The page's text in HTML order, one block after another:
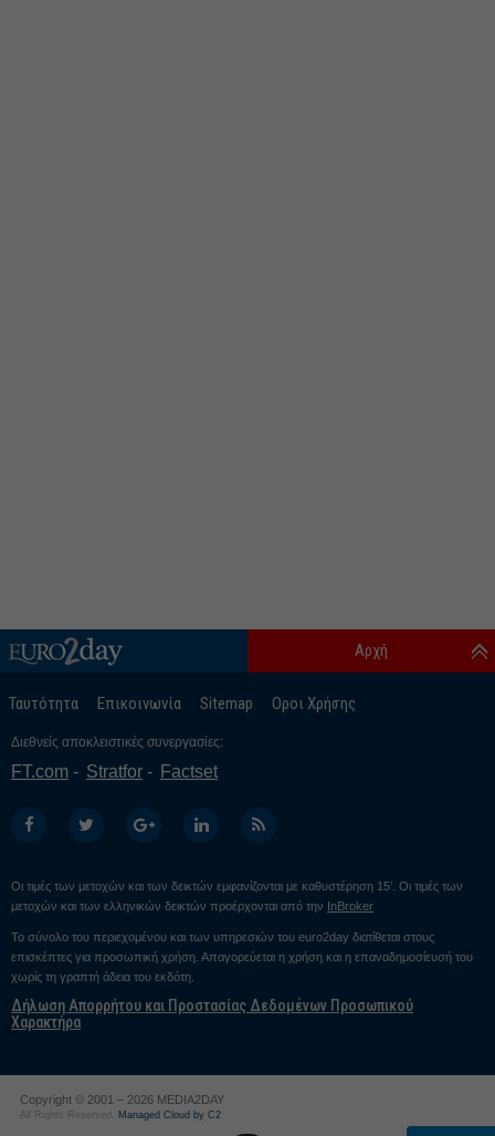
Ταυτότητα Επικοινωνία Sitemap Οροι Χρήσης
Αρχή
Διεθνείς αποκλειστικές συνεργασίες:
FT.com Stratfor Factset
Οι τιμές των μετοχών και των δεικτών εμφανίζονται με καθυστέρηση 15’. Οι τιμές των
μετοχών και των ελληνικών δεικτών προέρχονται από την InBroker
Το σύνολο του περιεχομένου και των υπηρεσιών του euro2day διατίθεται στους
επισκέπτες για προσωπική χρήση. Απαγορεύεται η χρήση και η επαναδημοσίευσή του
χωρίς τη γραπτή άδεια του εκδότη.
Δήλωση Απορρήτου και Προστασίας Δεδομένων Προσωπικού
Χαρακτήρα
Copyright © 2001 – 2026 MEDIA2DAY
All Rights Reserved. Managed Cloud by C2